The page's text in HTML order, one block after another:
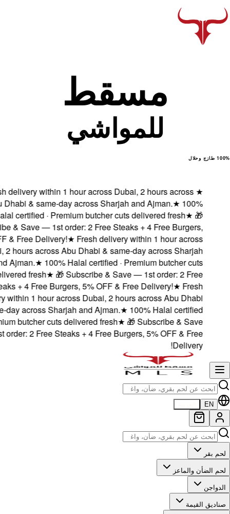
Fresh delivery
Abu Dhabi &
Halal certified ·
Subscribe & Save —
5% OFF & Free
Dubai, 2 hours
and Ajman.
delivered fresh
Steaks + 4 Free
delivery within 1
& same-day across
· Premium butcher
— 1st order: 2 Free